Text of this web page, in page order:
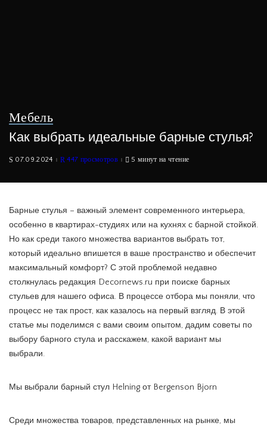
Мебель
Как выбрать идеальные барные стулья?
07.09.2024 447 просмотров 5 минут на чтение
Барные стулья – важный элемент современного интерьера,
особенно в квартирах-студиях или на кухнях с барной стойкой.
Но как среди такого множества вариантов выбрать тот,
который идеально впишется в ваше пространство и обеспечит
максимальный комфорт? С этой проблемой недавно
столкнулась редакция Decornews.ru при поиске барных
стульев для нашего офиса. В процессе отбора мы поняли, что
процесс не так прост, как казалось на первый взгляд. В этой
статье мы поделимся с вами своим опытом, дадим советы по
выбору барного стула и расскажем, какой вариант мы
выбрали.
Мы выбрали барный стул Helning от Bergenson Bjorn
Среди множества товаров, представленных на рынке, мы